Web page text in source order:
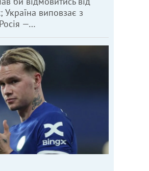
Україна виповзає з
—…